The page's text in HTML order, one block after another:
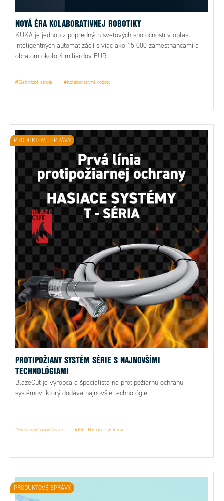
NOVÁ ÉRA KOLABORATIVNEJ ROBOTIKY
KUKA je jednou z popredných svetových spoločností v oblasti
inteligentných automatizácií s viac ako 15 000 zamestnancami a
obratom okolo 4 miliardov EUR.
#Elektrické stroje #Kolaborativné roboty
PROTIPOŽIANY SYSTÉM SÉRIE S NAJNOVŠÍMI
TECHNOLÓGIAMI
BlazeCut je výrobca a špecialista na protipožiarnu ochranu
systémov, ktorý dodáva najnovšie technológie.
#Elektrické rozvádzače #ER - Hasiace systemy
PRODUKTOVÉ SPRÁVY
PRODUKTOVÉ SPRÁVY